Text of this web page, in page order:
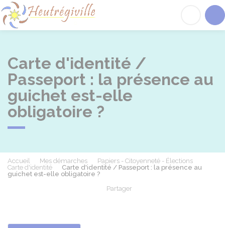
Carte d'identité /
Passeport : la présence au
guichet est-elle
obligatoire ?
Accueil Mes démarches
Papiers - Citoyenneté - Élections
Carte d'identité
Carte d'identité / Passeport : la présence au
guichet est-elle obligatoire ?
Partager